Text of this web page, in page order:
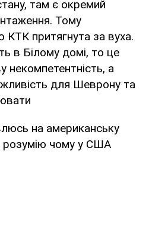
там є окремий
Тому
КТК притягнута за вуха.
в Білому домі, то це
некомпетентність, а
для Шеврону та
на американську
розумію чому у США